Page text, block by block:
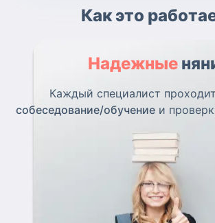
Как это
Надежные
Каждый специалист проходит
собеседование/обучение и